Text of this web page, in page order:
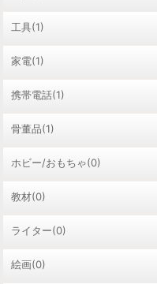
工具(1)
家電(1)
携帯電話(1)
骨董品(1)
ホビー/おもちゃ(0)
教材(0)
ライター(0)
絵画(0)